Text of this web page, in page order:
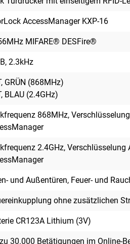
AccessManager KXP-16
MIFARE® DESFire®
2.3kHz
GRÜN (868MHz)
BLAU (2.4GHz)
868MHz,
2.4GHz,
und Außentüren, Feuer- und
ohne zusätzlichen
CR123A Lithium (3V)
30.000 Betätigungen im Online-